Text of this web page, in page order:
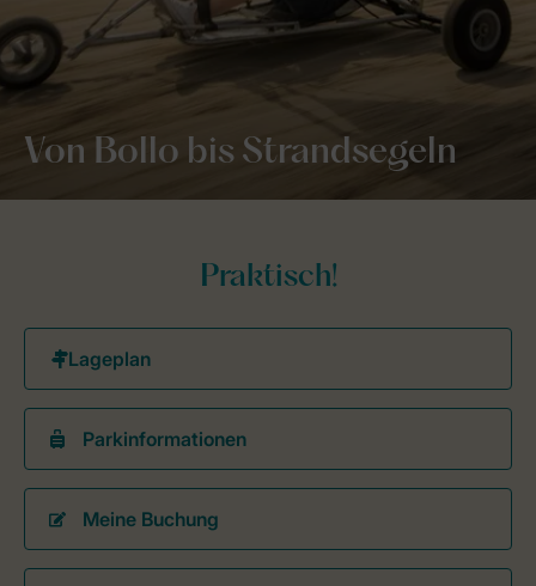
Von Bollo bis Strandsegeln
Praktisch!
Parkinformationen
Meine Buchung